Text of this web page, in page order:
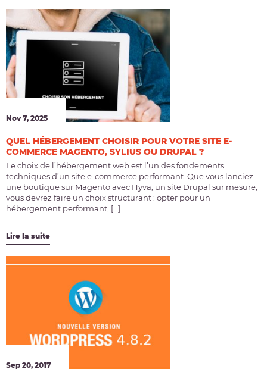
Nov 7, 2025
QUEL HÉBERGEMENT CHOISIR POUR VOTRE SITE E-
COMMERCE MAGENTO, SYLIUS OU DRUPAL ?
Le choix de l’hébergement web est l’un des fondements
techniques d’un site e-commerce performant. Que vous lanciez
une boutique sur Magento avec Hyvä, un site Drupal sur mesure,
vous devrez faire un choix structurant : opter pour un
hébergement performant, […]
Lire la suite
Sep 20, 2017